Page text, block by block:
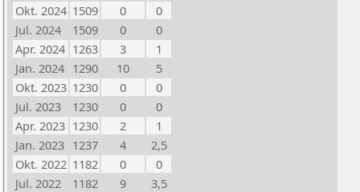
Okt. 2024 1509 0
0
Jul. 2024
1509 0
0
Apr. 2024 1263 3
1
Jan. 2024 1290 10
5
Okt. 2023 1230 0
0
Jul. 2023
1230 0
0
Apr. 2023 1230 2
1
Jan. 2023 1237 4
2,5
Okt. 2022 1182 0
0
Jul. 2022
1182 9
3,5